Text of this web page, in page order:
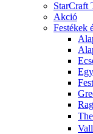
StarCraft
Akció
Festékek